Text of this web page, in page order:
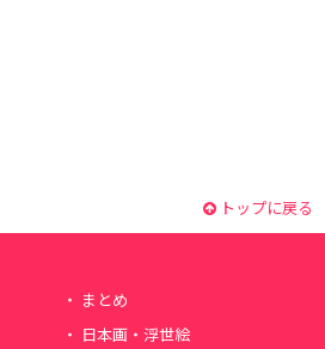
トップに戻る
まとめ
日本画・浮世絵